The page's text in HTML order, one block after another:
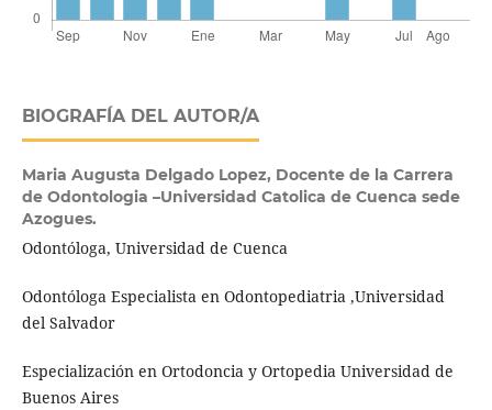
BIOGRAFÍA DEL AUTOR/A
Maria Augusta Delgado Lopez, Docente de la Carrera
de Odontologia –Universidad Catolica de Cuenca sede
Azogues.
Odontóloga, Universidad de Cuenca
Odontóloga Especialista en Odontopediatria ,Universidad
del Salvador
Especialización en Ortodoncia y Ortopedia Universidad de
Buenos Aires